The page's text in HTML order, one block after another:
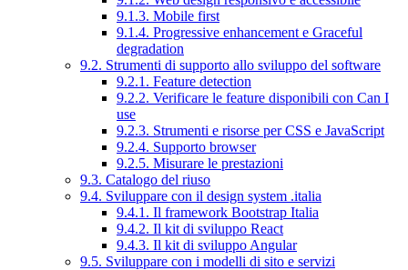
9.1.3. Mobile first
9.1.4. Progressive enhancement e Graceful
degradation
9.2. Strumenti di supporto allo sviluppo del software
9.2.1. Feature detection
9.2.2. Verificare le feature disponibili con Can I
use
9.2.3. Strumenti e risorse per CSS e JavaScript
9.2.4. Supporto browser
9.2.5. Misurare le prestazioni
9.3. Catalogo del riuso
9.4. Sviluppare con il design system .italia
9.4.1. Il framework Bootstrap Italia
9.4.2. Il kit di sviluppo React
9.4.3. Il kit di sviluppo Angular
9.5. Sviluppare con i modelli di sito e servizi